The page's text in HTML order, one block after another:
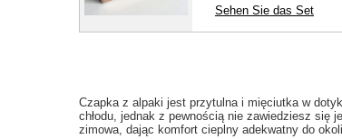
Sehen Sie das Set
Czapka z alpaki jest przytulna i mięciutka w
chłodu, jednak z pewnością nie zawiedziesz się
zimowa, dając komfort cieplny adekwatny do